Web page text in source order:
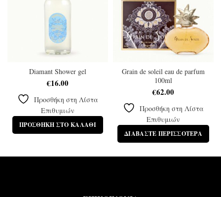
Diamant Shower gel
€16.00
Προσθήκη στη Λίστα
Επιθυμιών
ΠΡΟΣΘΉΚΗ ΣΤΟ ΚΑΛΆΘΙ
Grain de soleil eau de parfum
100ml
€62.00
Προσθήκη στη Λίστα
Επιθυμιών
ΔΙΑΒΆΣΤΕ ΠΕΡΙΣΣΌΤΕΡΑ